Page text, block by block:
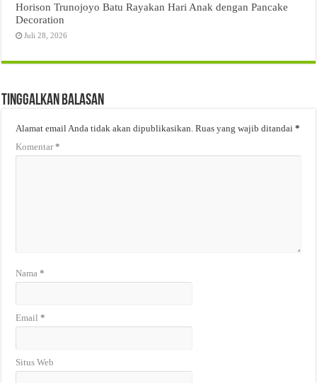
Horison Trunojoyo Batu Rayakan Hari Anak dengan Pancake
Decoration
Juli 28, 2026
Tinggalkan Balasan
Alamat email Anda tidak akan dipublikasikan. Ruas yang wajib ditandai*
Komentar*
Nama*
Email*
Situs Web